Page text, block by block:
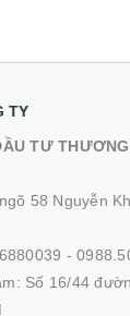
TY
TƯ
58 Nguyễn
-
Số 16/44